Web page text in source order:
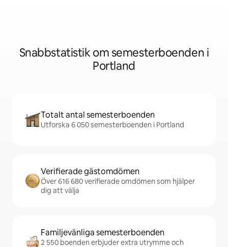
Snabbstatistik om semesterboenden i
Portland
Totalt antal semesterboenden
Utforska 6 050 semesterboenden i Portland
Verifierade gästomdömen
Över 616 680 verifierade omdömen som hjälper
dig att välja
Familjevänliga semesterboenden
2 550 boenden erbjuder extra utrymme och